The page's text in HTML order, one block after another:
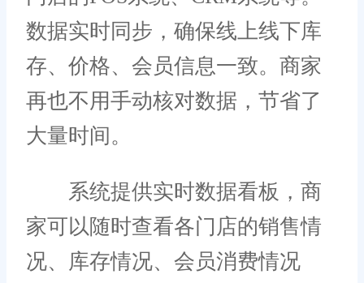
数据实时同步，确保线上线下库
存、价格、会员信息一致。商家
再也不用手动核对数据，节省了
大量时间。
系统提供实时数据看板，商
家可以随时查看各门店的销售情
况、库存情况、会员消费情况